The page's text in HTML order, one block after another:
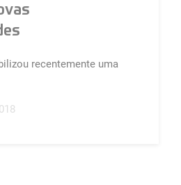
recentemente uma